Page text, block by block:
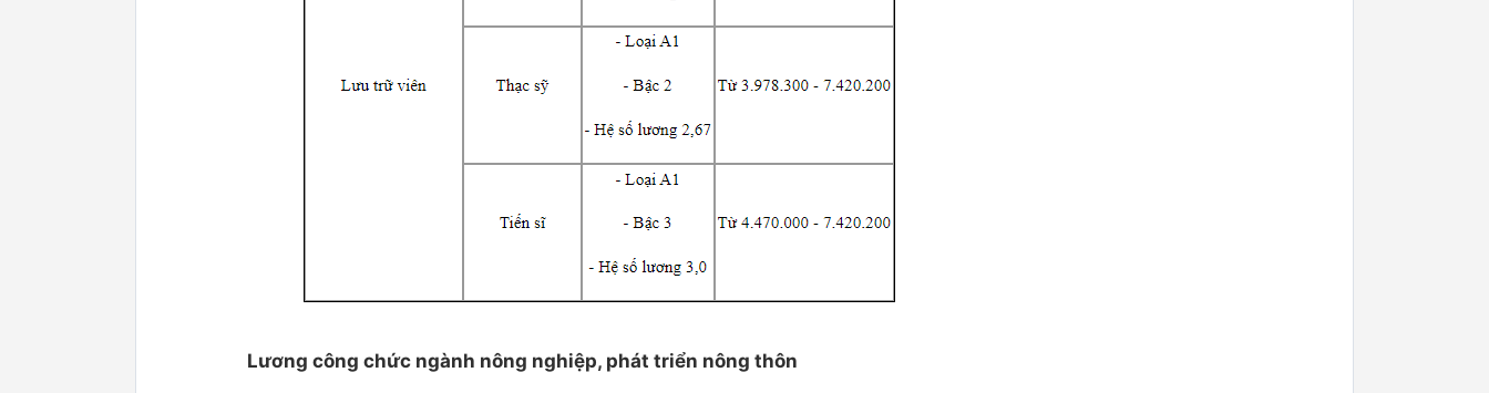
Lương công chức ngành nông nghiệp, phát triển nông thôn